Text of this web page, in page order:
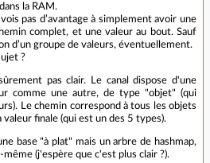
la RAM.
pas d’avantage à simplement avoir une
complet, et une valeur au bout. Sauf
d’un groupe de valeurs, éventuellement.
?
pas clair. Le canal dispose d'une
comme une autre, de type "objet" (qui
Le chemin correspond à tous les objets
finale (qui est un des 5 types).
base "à plat" mais un arbre de hashmap,
(j'espère que c'est plus clair ?).